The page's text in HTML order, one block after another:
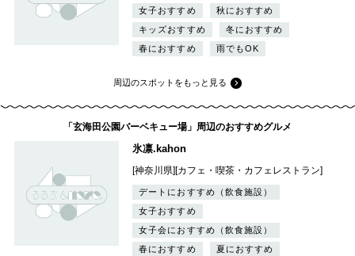
女子おすすめ
秋におすすめ
キッズおすすめ
冬におすすめ
春におすすめ
雨でもOK
周辺のスポットをもっと見る
「玄海田公園バーベキュー場」周辺のおすすめグルメ
氷凛.kahon
[神奈川県][カフェ・喫茶・カフェレストラン]
デートにおすすめ（飲食施設）
女子おすすめ
女子会におすすめ（飲食施設）
春におすすめ
夏におすすめ